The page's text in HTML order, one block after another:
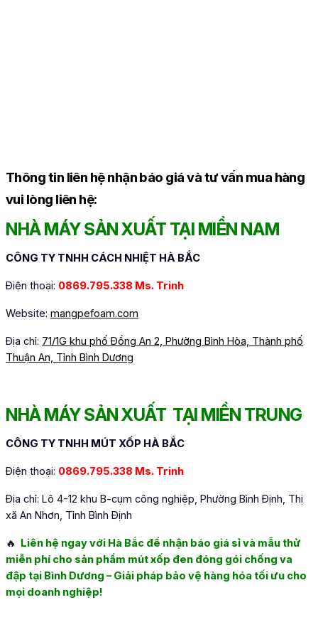
Thông tin liên hệ nhận báo giá và tư vấn mua hàng
vui lòng liên hệ:
NHÀ MÁY SẢN XUẤT TẠI MIỀN NAM
CÔNG TY TNHH CÁCH NHIỆT HÀ BẮC
Điện thoại: 0869.795.338 Ms. Trinh
Website: mangpefoam.com
Địa chỉ: 71/1G khu phố Đồng An 2, Phường Bình Hòa, Thành phố
Thuận An, Tỉnh Bình Dương
NHÀ MÁY SẢN XUẤT TẠI MIỀN TRUNG
CÔNG TY TNHH MÚT XỐP HÀ BẮC
Điện thoại: 0869.795.338 Ms. Trinh
Địa chỉ: Lô 4-12 khu B-cụm công nghiệp, Phường Bình Định, Thị
xã An Nhơn, Tỉnh Bình Định
🔥 Liên hệ ngay với Hà Bắc để nhận báo giá sỉ và mẫu thử
miễn phí cho sản phẩm mút xốp đen đóng gói chống va
đập tại Bình Dương – Giải pháp bảo vệ hàng hóa tối ưu cho
mọi doanh nghiệp!